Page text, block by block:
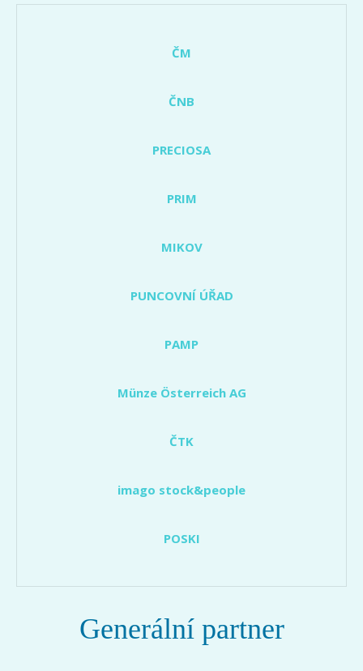
ČM
ČNB
PRECIOSA
PRIM
MIKOV
PUNCOVNÍ ÚŘAD
PAMP
Münze Österreich AG
ČTK
imago stock&people
POSKI
Generální partner